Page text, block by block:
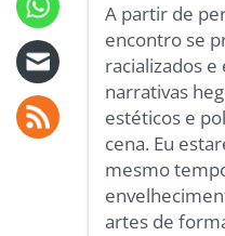
A partir de
encontro se
racializados
narrativas
estéticos e
cena. Eu
mesmo
artes de